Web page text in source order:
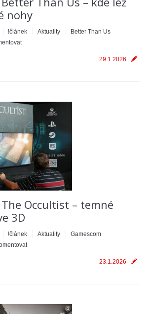
nohy
!článek Aktuality
Better Than Us
29.1.2026
The Occultist – temné
3D
!článek Aktuality
Gamescom
23.1.2026